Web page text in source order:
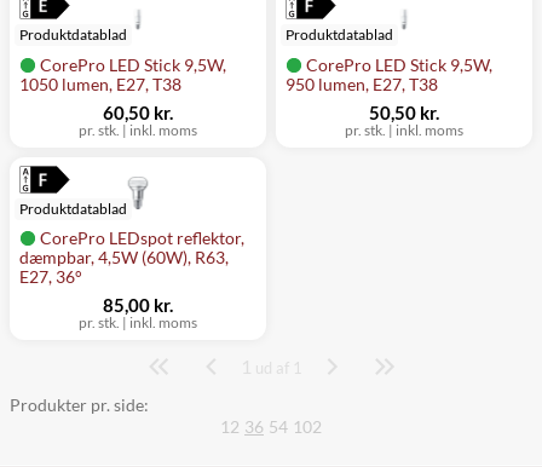
CorePro LED Stick 9,5W,
1050 lumen, E27, T38
Produktdatablad
pr. stk. | inkl. moms
60,50 kr.
CorePro LED Stick 9,5W,
950 lumen, E27, T38
Produktdatablad
pr. stk. | inkl. moms
50,50 kr.
CorePro LEDspot reflektor,
dæmpbar, 4,5W (60W), R63,
E27, 36°
Produktdatablad
pr. stk. | inkl. moms
85,00 kr.
Side
1 ud af 1
Produkter pr. side:
12 36 54 102